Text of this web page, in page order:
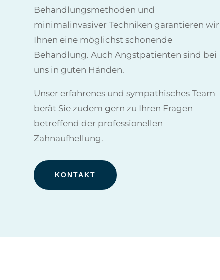
Behandlungsmethoden und
minimalinvasiver Techniken garantieren wir
Ihnen eine möglichst schonende
Behandlung. Auch Angstpatienten sind bei
uns in guten Händen.
Unser erfahrenes und sympathisches Team
berät Sie zudem gern zu Ihren Fragen
betreffend der professionellen
Zahnaufhellung.
KONTAKT